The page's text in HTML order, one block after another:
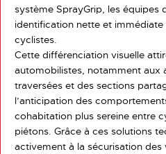
système SprayGrip, les équipes
identification nette et immédiate
cyclistes.
Cette différenciation visuelle
automobilistes, notamment aux
traversées et des sections
l’anticipation des
cohabitation plus sereine entre
piétons. Grâce à ces solutions
activement à la sécurisation des